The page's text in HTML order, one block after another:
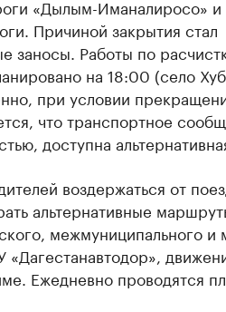
«Дылым-Иманалиросо» и
Причиной закрытия стал
заносы. Работы по
на 18:00 (село
при условии
что транспортное
доступна
воздержаться от
альтернативные
межмуниципального и
«Дагестанавтодор»,
Ежедневно проводятся